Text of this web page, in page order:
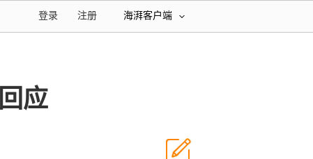
海湃客户端
注册
登录
应